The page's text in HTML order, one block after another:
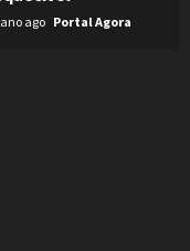
ago Portal Agora